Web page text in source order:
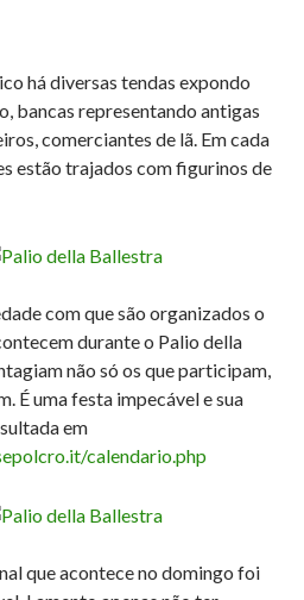
há diversas tendas expondo
bancas representando antigas
comerciantes de lã. Em cada
estão trajados com figurinos de
com que são organizados o
durante o Palio della
não só os que participam,
É uma festa impecável e sua
em
calendario.php
que acontece no domingo foi